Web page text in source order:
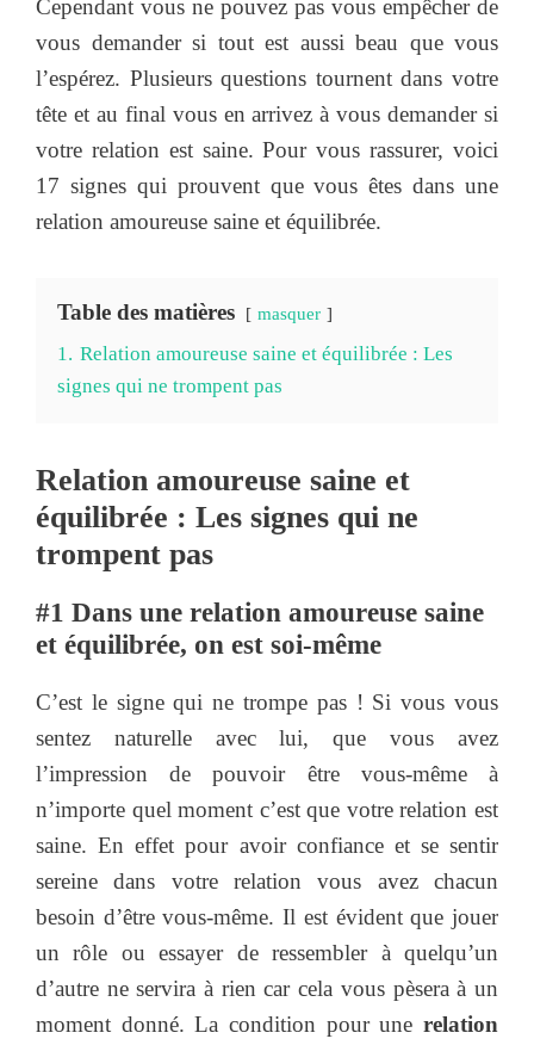
Cependant vous ne pouvez pas vous empêcher de
vous demander si tout est aussi beau que vous
l’espérez. Plusieurs questions tournent dans votre
tête et au final vous en arrivez à vous demander si
votre relation est saine. Pour vous rassurer, voici
17 signes qui prouvent que vous êtes dans une
relation amoureuse saine et équilibrée.
Table des matières masquer
1. Relation amoureuse saine et équilibrée : Les
signes qui ne trompent pas
Relation amoureuse saine et
équilibrée : Les signes qui ne
trompent pas
#1 Dans une relation amoureuse saine
et équilibrée, on est soi-même
C’est le signe qui ne trompe pas ! Si vous vous
sentez naturelle avec lui, que vous avez
l’impression de pouvoir être vous-même à
n’importe quel moment c’est que votre relation est
saine. En effet pour avoir confiance et se sentir
sereine dans votre relation vous avez chacun
besoin d’être vous-même. Il est évident que jouer
un rôle ou essayer de ressembler à quelqu’un
d’autre ne servira à rien car cela vous pèsera à un
moment donné. La condition pour une relation